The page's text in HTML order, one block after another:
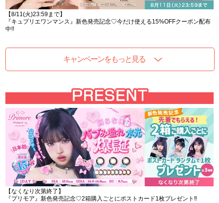
【8/11(火)23:59まで】
『キュプリエワンマンス』新色発売記念♡今だけ使える15%OFFクーポン配布
中!!
キャンペーンをもっと見る
【なくなり次第終了】
『プリモア』新色発売記念♡2箱購入ごとにポストカード1枚プレゼント‼︎